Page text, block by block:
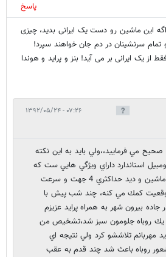
پاسخ
این ماشین رو دست یک ایرانی بدید، چیزی
تمام سرنشینان در دم جان خواهند سپرد!
یک ایرانی بر می آید! بنز و پراید و هوندا
۰۷:۲۶ - ۱۳۹۲/۰۵/۲۴
مي فرماييد،،ولي بايد به اين نكته
استاندارد داراي ويژگي هايي ست كه
به راننده در هدايت ماشين و ديد حداكثري 4 جهت و سرعت
كمك مي كنه، چند شب پيش با
در جاده بيرون شهر به همراه پرايد عزيزم
روباه جلومون سبز شد،تشخيص من
مهربانم تلاششو كرد ولي نتيجه اي
روباه باعث شد چند قدم به عقب